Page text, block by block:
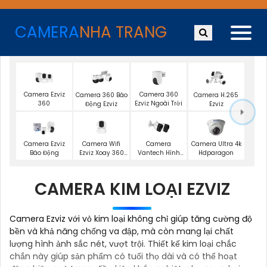
CAMERANHA TRANG
Camera Ezviz
360
Camera 360 Báo
Động Ezviz
Camera 360
Ezviz Ngoài Trời
Camera H.265
Ezviz
Camera Ezviz
Báo Động
Camera Wifi
Ezviz Xoay 360
Camera
Vantech Hình
Camera Ultra 4k
Hdparagon
CAMERA KIM LOẠI EZVIZ
Camera Ezviz với vỏ kim loại không chỉ giúp tăng cường độ
bền và khả năng chống va đập, mà còn mang lại chất
lượng hình ảnh sắc nét, vượt trội. Thiết kế kim loại chắc
chắn này giúp sản phẩm có tuổi thọ dài và có thể hoạt